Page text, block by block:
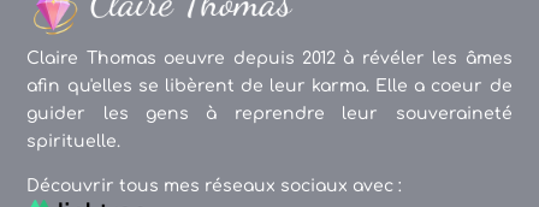
Claire Thomas oeuvre depuis 2012 à révéler les âmes
afin qu'elles se libèrent de leur karma. Elle a coeur de
guider les gens à reprendre leur souveraineté
spirituelle.
Découvrir tous mes réseaux sociaux avec :